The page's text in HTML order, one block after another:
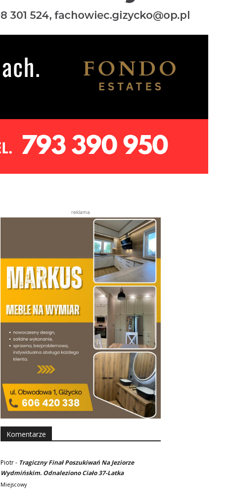
reklama
Komentarze
Piotr- Tragiczny Finał Poszukiwań Na Jeziorze
Wydmińskim. Odnaleziono Ciało 37-Latka
Miejscowy